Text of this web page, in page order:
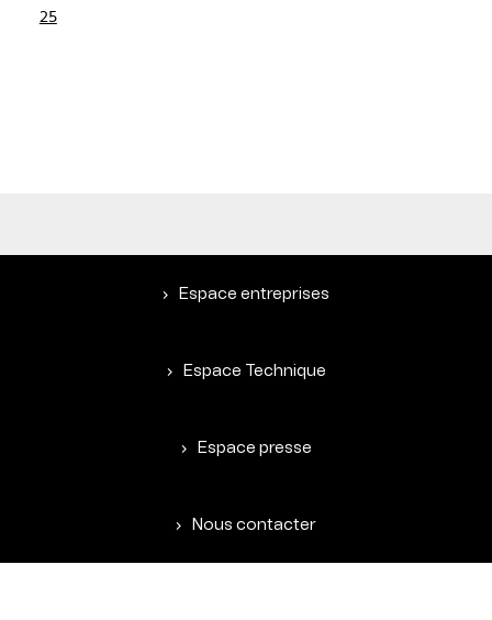
25
Espace entreprises
Espace Technique
Espace presse
Nous contacter